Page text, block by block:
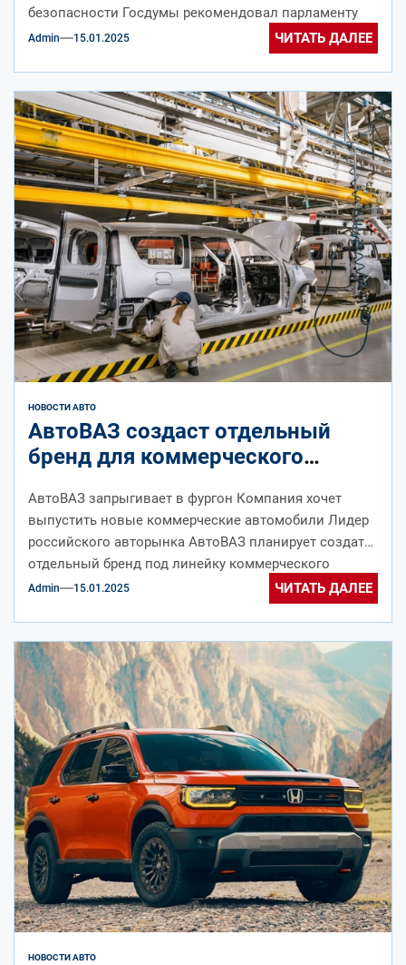
безопасности Госдумы рекомендовал парламенту
принять поправки к закону...
Admin 15.01.2025 ЧИТАТЬ ДАЛЕЕ
НОВОСТИ АВТО
АвтоВАЗ создаст отдельный
бренд для коммерческого
АвтоВАЗ запрыгивает в фургон Компания хочет
выпустить новые коммерческие автомобили Лидер
российского авторынка АвтоВАЗ планирует создать
отдельный бренд под линейку коммерческого
транспорта. В него могут...
Admin 15.01.2025 ЧИТАТЬ ДАЛЕЕ
НОВОСТИ АВТО